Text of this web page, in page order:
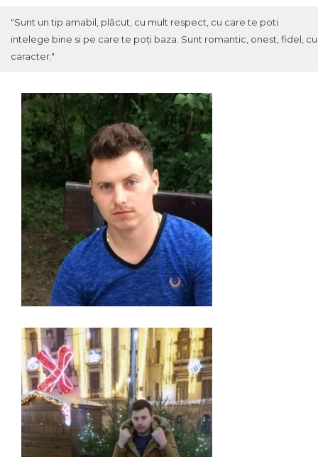
"Sunt un tip amabil, plăcut, cu mult respect, cu care te poti
intelege bine si pe care te poți baza. Sunt romantic, onest, fidel, cu
caracter."